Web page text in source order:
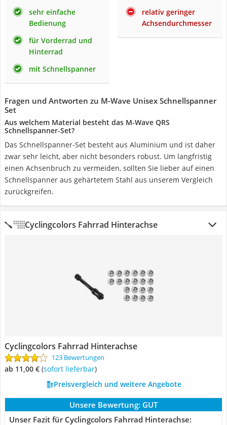
sehr einfache
Bedienung
für Vorderrad und
Hinterrad
mit Schnellspanner
relativ geringer
Achsendurchmesser
Fragen und Antworten zu M-Wave Unisex Schnellspanner
Set
Aus welchem Material besteht das M-Wave QRS
Schnellspanner-Set?
Das Schnellspanner-Set besteht aus Aluminium und ist daher
zwar sehr leicht, aber nicht besonders robust. Um langfristig
einen Achsenbruch zu vermeiden, sollten Sie lieber auf einen
Schnellspanner aus gehärtetem Stahl aus unserem Vergleich
zurückgreifen.
Cyclingcolors Fahrrad Hinterachse
Cyclingcolors Fahrrad Hinterachse
123 Bewertungen
ab 11,00 € ( Sofort lieferbar)
Preisvergleich und weitere Angebote
Unsere Bewertung: GUT
Unser Fazit für Cyclingcolors Fahrrad Hinterachse: